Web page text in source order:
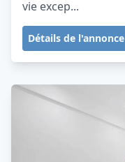
vie excep...
Détails de l'annonce